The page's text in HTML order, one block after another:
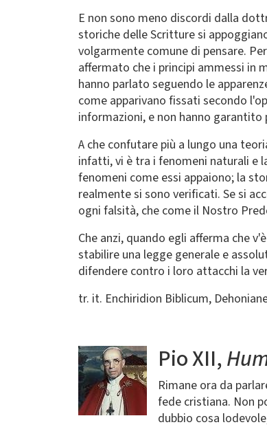
E non sono meno discordi dalla
storiche delle Scritture si
volgarmente comune di pensare.
affermato che i principi ammessi in
hanno parlato seguendo le
come apparivano fissati secondo
informazioni, e non hanno
A che confutare più a lungo una
infatti, vi è tra i fenomeni naturali e
fenomeni come essi appaiono; la
realmente si sono verificati. Se si
ogni falsità, che come il Nostro
Che anzi, quando egli afferma che
stabilire una legge generale e
difendere contro i loro attacchi la
tr. it. Enchiridion Biblicum,
Immagine Pio XII,
Rimane ora da
fede cristiana. Non
dubbio cosa